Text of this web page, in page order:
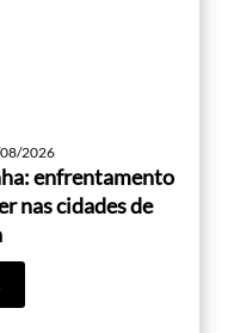
2026
enfrentamento
nas cidades de